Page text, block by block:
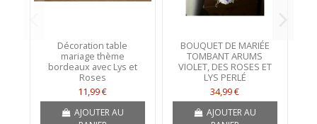
Décoration table
mariage thème
bordeaux avec Lys et
Roses
11,99 €
AJOUTER AU
BOUQUET DE MARIÉE
TOMBANT ARUMS
VIOLET, DES ROSES ET
LYS PERLÉ
34,99 €
AJOUTER AU